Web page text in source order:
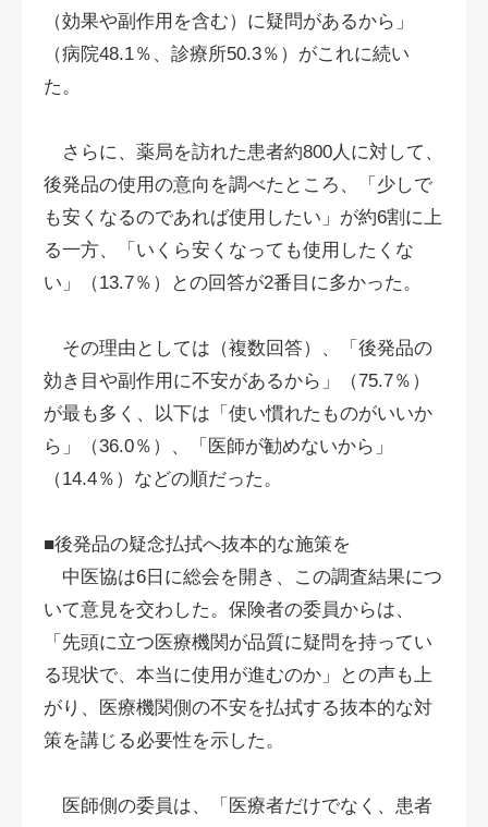
（効果や副作用を含む）に疑問があるから」
（病院48.1％、診療所50.3％）がこれに続い
た。
さらに、薬局を訪れた患者約800人に対して、
後発品の使用の意向を調べたところ、「少しで
も安くなるのであれば使用したい」が約6割に上
る一方、「いくら安くなっても使用したくな
い」（13.7％）との回答が2番目に多かった。
その理由としては（複数回答）、「後発品の
効き目や副作用に不安があるから」（75.7％）
が最も多く、以下は「使い慣れたものがいいか
ら」（36.0％）、「医師が勧めないから」
（14.4％）などの順だった。
■後発品の疑念払拭へ抜本的な施策を
中医協は6日に総会を開き、この調査結果につ
いて意見を交わした。保険者の委員からは、
「先頭に立つ医療機関が品質に疑問を持ってい
る現状で、本当に使用が進むのか」との声も上
がり、医療機関側の不安を払拭する抜本的な対
策を講じる必要性を示した。
医師側の委員は、「医療者だけでなく、患者